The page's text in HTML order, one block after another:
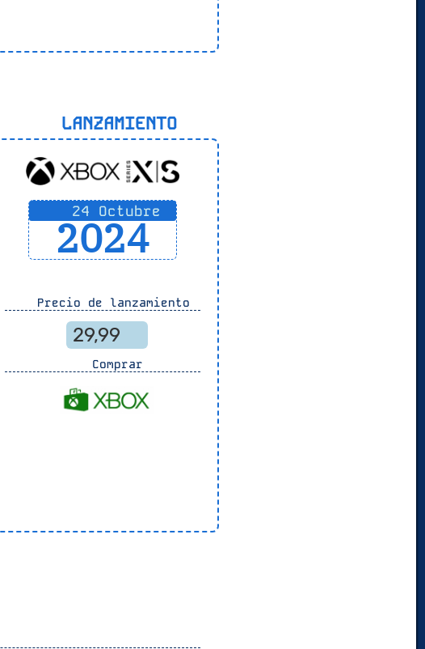
LANZAMIENTO
24 Octubre
2024
Precio de lanzamiento
29,99
Comprar